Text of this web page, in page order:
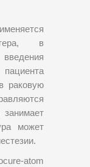
в
раковую
может
atom